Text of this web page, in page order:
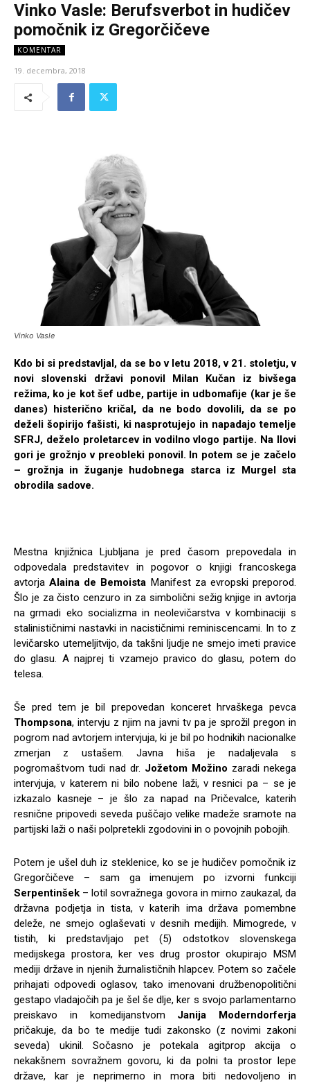
Vinko Vasle: Berufsverbot in hudičev
pomočnik iz Gregorčičeve
KOMENTAR
19. decembra, 2018
Vinko Vasle
Kdo bi si predstavljal, da se bo v letu 2018, v 21. stoletju, v
novi slovenski državi ponovil Milan Kučan iz bivšega
režima, ko je kot šef udbe, partije in udbomafije (kar je še
danes) histerično kričal, da ne bodo dovolili, da se po
deželi šopirijo fašisti, ki nasprotujejo in napadajo temelje
SFRJ, deželo proletarcev in vodilno vlogo partije. Na Ilovi
gori je grožnjo v preobleki ponovil. In potem se je začelo
– grožnja in žuganje hudobnega starca iz Murgel sta
obrodila sadove.
Mestna knjižnica Ljubljana je pred časom prepovedala in
odpovedala predstavitev in pogovor o knjigi francoskega
avtorjaAlaina de Bemoista Manifest za evropski preporod.
Šlo je za čisto cenzuro in za simbolični sežig knjige in avtorja
na grmadi eko socializma in neolevičarstva v kombinaciji s
stalinističnimi nastavki in nacističnimi reminiscencami. In to z
levičarsko utemeljitvijo, da takšni ljudje ne smejo imeti pravice
do glasu. A najprej ti vzamejo pravico do glasu, potem do
telesa.
Še pred tem je bil prepovedan konceret hrvaškega pevca
Thompsona, intervju z njim na javni tv pa je sprožil pregon in
pogrom nad avtorjem intervjuja, ki je bil po hodnikih nacionalke
zmerjan z ustašem. Javna hiša je nadaljevala s
pogromaštvom tudi nad dr. Jožetom Možino zaradi nekega
intervjuja, v katerem ni bilo nobene laži, v resnici pa – se je
izkazalo kasneje – je šlo za napad na Pričevalce, katerih
resnične pripovedi seveda puščajo velike madeže sramote na
partijski laži o naši polpretekli zgodovini in o povojnih pobojih.
Potem je ušel duh iz steklenice, ko se je hudičev pomočnik iz
Gregorčičeve – sam ga imenujem po izvorni funkciji
Serpentinšek – lotil sovražnega govora in mirno zaukazal, da
državna podjetja in tista, v katerih ima država pomembne
deleže, ne smejo oglaševati v desnih medijih. Mimogrede, v
tistih, ki predstavljajo pet (5) odstotkov slovenskega
medijskega prostora, ker ves drug prostor okupirajo MSM
mediji države in njenih žurnalističnih hlapcev. Potem so začele
prihajati odpovedi oglasov, tako imenovani družbenopolitični
gestapo vladajočih pa je šel še dlje, ker s svojo parlamentarno
preiskavo in komedijanstvom Janija Moderndorferja
pričakuje, da bo te medije tudi zakonsko (z novimi zakoni
seveda) ukinil. Sočasno je potekala agitprop akcija o
nekakšnem sovražnem govoru, ki da polni ta prostor lepe
države, kar je neprimerno in mora biti nedovoljeno in